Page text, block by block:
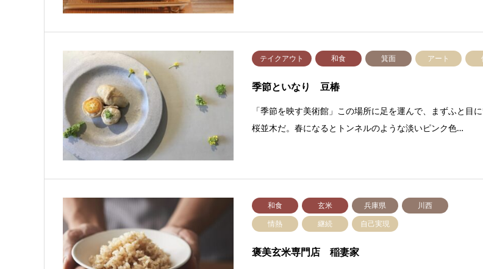
テイクアウト 和食 箕面 アート
季節といなり 豆椿
「季節を映す美術館」この場所に足を運んで、まずふと目
桜並木だ。春になるとトンネルのような淡いピンク色…
和食 玄米 兵庫県
川西
情熱
継続 自己実現
褒美玄米専門店 稲妻家